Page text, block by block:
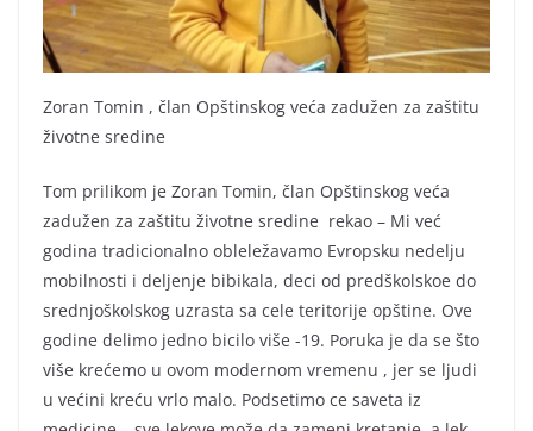
Zoran Tomin , član Opštinskog veća zadužen za zaštitu
životne sredine
Tom prilikom je Zoran Tomin, član Opštinskog veća
zadužen za zaštitu životne sredine rekao – Mi već
godina tradicionalno obleležavamo Evropsku nedelju
mobilnosti i deljenje bibikala, deci od predškolskoe do
srednjoškolskog uzrasta sa cele teritorije opštine. Ove
godine delimo jedno bicilo više -19. Poruka je da se što
više krećemo u ovom modernom vremenu , jer se ljudi
u većini kreću vrlo malo. Podsetimo ce saveta iz